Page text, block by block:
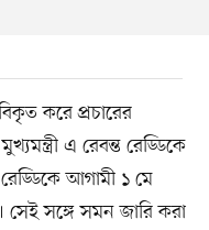
বিকৃত করে প্রচারের
এ রেবন্ত রেড্ডিকে
রেড্ডিকে আগামী ১ মে
সেই সঙ্গে সমন জারি করা